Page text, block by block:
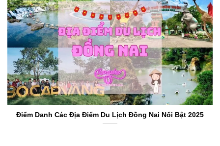
Điểm Danh Các Địa Điểm Du Lịch Đồng Nai Nổi Bật 2025